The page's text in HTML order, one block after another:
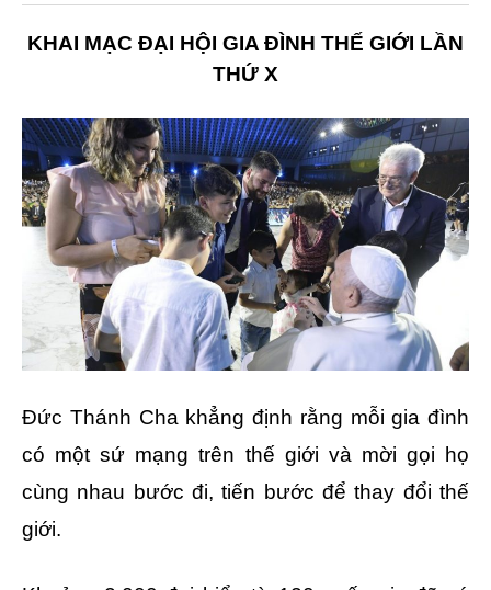
KHAI MẠC ĐẠI HỘI GIA ĐÌNH THẾ GIỚI LẦN
THỨ X
Đức Thánh Cha khẳng định rằng mỗi gia đình
có một sứ mạng trên thế giới và mời gọi họ
cùng nhau bước đi, tiến bước để thay đổi thế
giới.